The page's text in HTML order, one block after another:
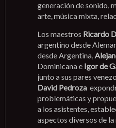
generación de sonido,
arte, música mixta,
Los maestros Ricardo
argentino desde
desde Argentina,
Dominicana e Igor de
junto a sus pares
David Pedroza
problemáticas y
a los asistentes,
aspectos diversos de